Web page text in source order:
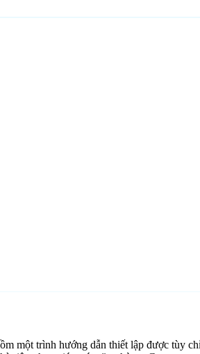
một trình hướng dẫn thiết lập được tùy